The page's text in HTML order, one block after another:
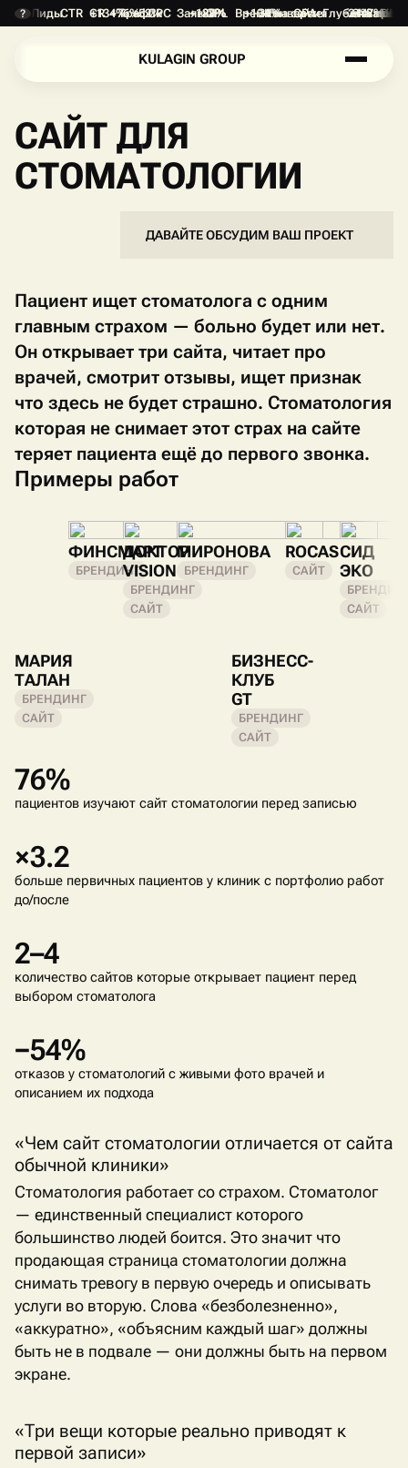
KULAGIN GROUP
САЙТ ДЛЯ
СТОМАТОЛОГИИ
ДАВАЙТЕ ОБСУДИМ ВАШ ПРОЕКТ
Пациент ищет стоматолога с одним
главным страхом — больно будет или нет.
Он открывает три сайта, читает про
врачей, смотрит отзывы, ищет признак
что здесь не будет страшно. Стоматология
которая не снимает этот страх на сайте
теряет пациента ещё до первого звонка.
Примеры работ
МАРИЯ
ТАЛАН
БРЕНДИНГ
САЙТ
ФИНСМАРТ
БРЕНДИНГ
ДОКТОР
VISION
БРЕНДИНГ
САЙТ
МИРОНОВА
БРЕНДИНГ
БИЗНЕСС-
КЛУБ
GT
БРЕНДИНГ
САЙТ
ROCAS
САЙТ
СИД
ЭКО
САЙТ
76%
пациентов изучают сайт стоматологии перед записью
×3.2
больше первичных пациентов у клиник с портфолио работ
до/после
2–4
количество сайтов которые открывает пациент перед
выбором стоматолога
−54%
отказов у стоматологий с живыми фото врачей и
описанием их подхода
«Чем сайт стоматологии отличается от сайта
обычной клиники»
Стоматология работает со страхом. Стоматолог
— единственный специалист которого
большинство людей боится. Это значит что
продающая страница стоматологии должна
снимать тревогу в первую очередь и описывать
услуги во вторую. Слова «безболезненно»,
«аккуратно», «объясним каждый шаг» должны
быть не в подвале — они должны быть на первом
экране.
«Три вещи которые реально приводят к
первой записи»
? Лиды +134%
CTR +76%
CR +52%
Трафик +187%
CPC -28%
Заявки +134%
CPL -31%
Время на сайте +1.8 min
Конверсия +47%
CPA -24%
ГлубинаОтказы